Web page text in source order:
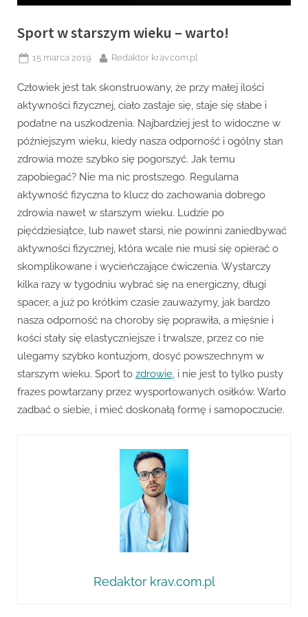
Sport w starszym wieku – warto!
Posted
15 marca 2019 By
Redaktor krav.com.pl
Człowiek jest tak skonstruowany, że przy małej ilości
aktywności fizycznej, ciało zastaje się, staje się słabe i
podatne na uszkodzenia. Najbardziej jest to widoczne w
późniejszym wieku, kiedy nasza odporność i ogólny stan
zdrowia może szybko się pogorszyć. Jak temu
zapobiegać? Nie ma nic prostszego. Regularna
aktywność fizyczna to klucz do zachowania dobrego
zdrowia nawet w starszym wieku. Ludzie po
pięćdziesiątce, lub nawet starsi, nie powinni zaniedbywać
aktywności fizycznej, która wcale nie musi się opierać o
skomplikowane i wycieńczające ćwiczenia. Wystarczy
kilka razy w tygodniu wybrać się na energiczny, długi
spacer, a już po krótkim czasie zauważymy, jak bardzo
nasza odporność na choroby się poprawiła, a mięśnie i
kości stały się elastyczniejsze i trwalsze, przez co nie
ulegamy szybko kontuzjom, dosyć powszechnym w
starszym wieku. Sport to zdrowie, i nie jest to tylko pusty
frazes powtarzany przez wysportowanych osiłków. Warto
zadbać o siebie, i mieć doskonałą formę i samopoczucie.
Redaktor krav.com.pl